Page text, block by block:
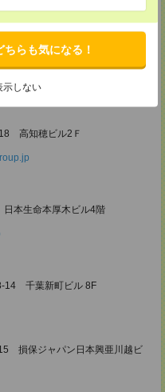
ちらも気になる！
示しない
第一生命ビルディング11Ｆ
高知穂ビル2Ｆ
本生命本厚木ビル4階
14 千葉新町ビル 8F
損保ジャパン日本興亜川越ビ